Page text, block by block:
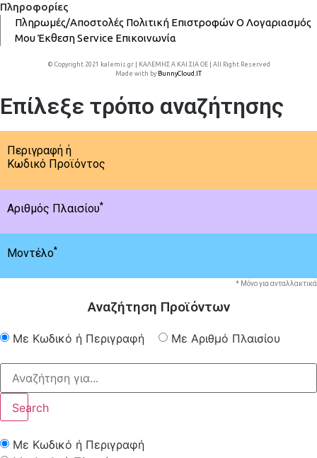
Πληροφορίες
Πληρωμές/Αποστολές Πολιτική ΕπιστροφώνΟ Λογαριασμός
ΜουΈκθεσηService Επικοινωνία
© Copyright 2021 kalemis.gr | ΚΑΛΕΜΗΣ Α ΚΑΙ ΣΙΑ ΟΕ | All Right Reserved
Made with by BunnyCloud.IT
Επίλεξε τρόπο αναζήτησης
Περιγραφή ή
Κωδικό Προϊόντος
Αριθμός Πλαισίου*
Μοντέλο*
* Μόνο για ανταλλακτικά
Αναζήτηση Προϊόντων
Με Κωδικό ή Περιγραφή Με Αριθμό Πλαισίου
Search
Με Κωδικό ή Περιγραφή